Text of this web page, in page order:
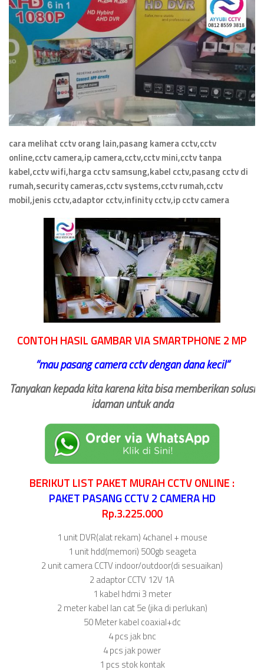
cara melihat cctv orang lain,pasang kamera cctv,cctv
online,cctv camera,ip camera,cctv,cctv mini,cctv tanpa
kabel,cctv wifi,harga cctv samsung,kabel cctv,pasang cctv di
rumah,security cameras,cctv systems,cctv rumah,cctv
mobil,jenis cctv,adaptor cctv,infinity cctv,ip cctv camera
CONTOH HASIL GAMBAR VIA SMARTPHONE 2 MP
‘‘mau pasang camera cctv dengan dana kecil“
Tanyakan kepada kita karena kita bisa memberikan solusi
idaman untuk anda
BERIKUT LIST PAKET MURAH CCTV ONLINE :
PAKET PASANG CCTV 2 CAMERA HD
Rp.3.225.000
1 unit DVR(alat rekam) 4chanel + mouse
1 unit hdd(memori) 500gb seageta
2 unit camera CCTV indoor/outdoor(di sesuaikan)
2 adaptor CCTV 12V 1A
1 kabel hdmi 3 meter
2 meter kabel lan cat 5e (jika di perlukan)
50 Meter kabel coaxial+dc
4 pcs jak bnc
4 pcs jak power
1 pcs stok kontak